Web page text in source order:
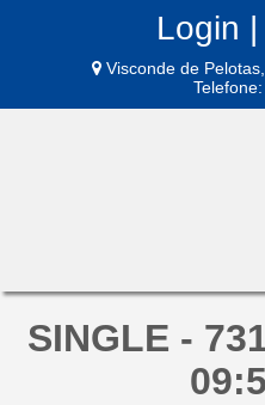
Login
Visconde de
SINGLE -